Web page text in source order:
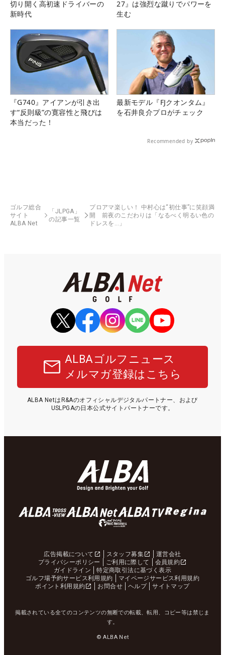
切り開く高初速ドライバーの
新時代
27』は強烈な蹴りでパワーを
生む
『G740』アイアンが引き出
す“反則級”の寛容性と飛びは
本当だった！
最新モデル『FJクオンタム』
を石井良介プロがチェック
Recommended by
ゴルフ総合
サイト
ALBA Net
「JLPGA」
の記事一覧
プロアマ楽しい！ 中村心は“初仕事”に笑顔満
開 前夜のこだわりは「なるべく明るい色の
ドレスを…」
ALBAゴルフニュース
メルマガ登録はこちら
ALBA NetはR&Aのオフィシャルデジタルパートナー、および
USLPGAの日本公式サイトパートナーです。
広告掲載について スタッフ募集
運営会社
プライバシーポリシー
ご利用に際して
会員規約
ガイドライン
特定商取引法に基づく表示
ゴルフ場予約サービス利用規約
マイページサービス利用規約
ポイント利用規約
お問合せ ヘルプ サイトマップ
掲載されている全てのコンテンツの無断での転載、転用、コピー等は禁じま
す。
© ALBA Net